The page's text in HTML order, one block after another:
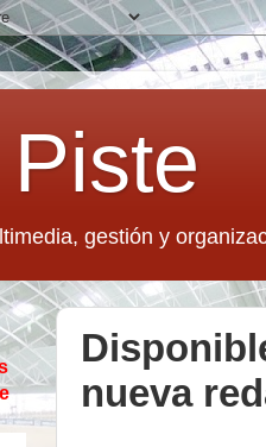
gestión y
nueva